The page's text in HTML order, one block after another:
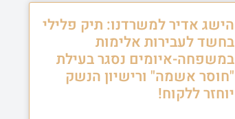
הישג אדיר למשרדנו: תיק פלילי
בחשד לעבירות אלימות
במשפחה-איומים נסגר בעילת
"חוסר אשמה" ורישיון הנשק
יוחזר ללקוח!